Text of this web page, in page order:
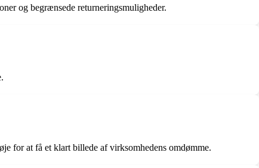
og begrænsede returneringsmuligheder.
for at få et klart billede af virksomhedens omdømme.